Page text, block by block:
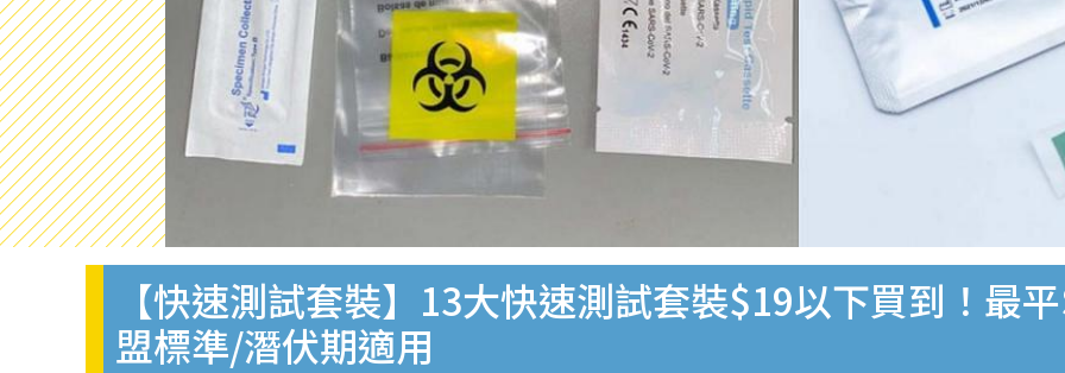
【快速測試套裝】13大快速測試套裝$19以下買到！最
盟標準/潛伏期適用